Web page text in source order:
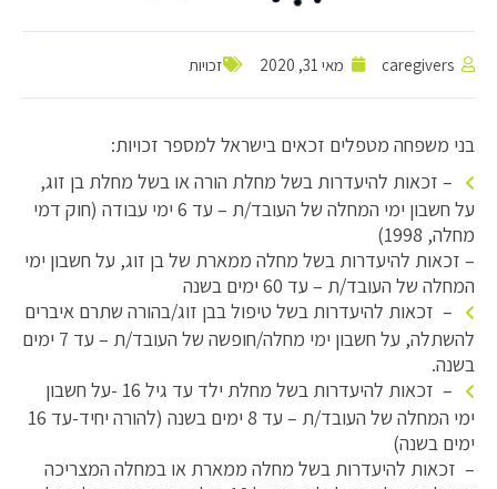
caregivers מאי 31, 2020 זכויות
בני משפחה מטפלים זכאים בישראל למספר זכויות:
– זכאות להיעדרות בשל מחלת הורה או בשל מחלת בן זוג,
על חשבון ימי המחלה של העובד/ת – עד 6 ימי עבודה (חוק דמי
מחלה, 1998)
– זכאות להיעדרות בשל מחלה ממארת של בן זוג, על חשבון ימי
המחלה של העובד/ת – עד 60 ימים בשנה
– זכאות להיעדרות בשל טיפול בבן זוג/בהורה שתרם איברים
להשתלה, על חשבון ימי מחלה/חופשה של העובד/ת – עד 7 ימים
בשנה.
– זכאות להיעדרות בשל מחלת ילד עד גיל 16 -על חשבון
ימי המחלה של העובד/ת – עד 8 ימים בשנה (להורה יחיד-עד 16
ימים בשנה)
– זכאות להיעדרות בשל מחלה ממארת או במחלה המצריכה